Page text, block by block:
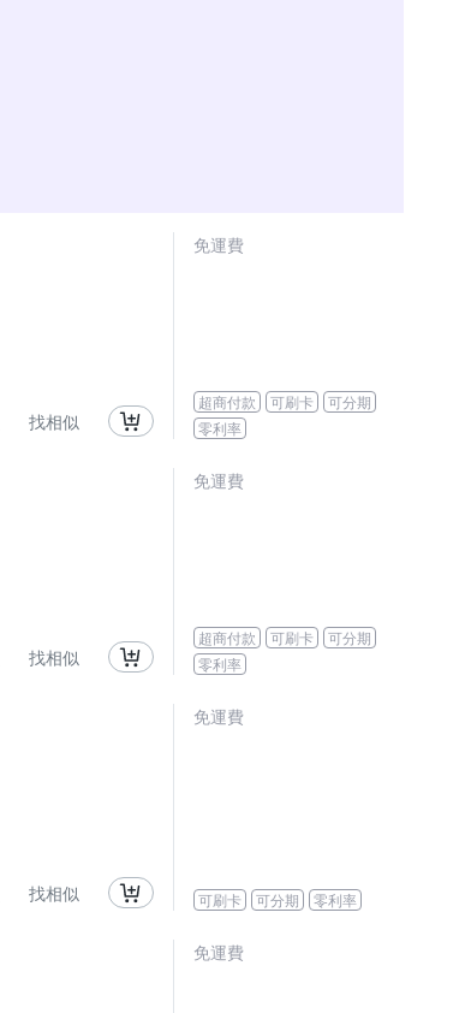
找相似
免運費
超商付款 可刷卡
可分期
零利率
找相似
免運費
超商付款 可刷卡
可分期
零利率
找相似
免運費
可刷卡 可分期 零利率
免運費